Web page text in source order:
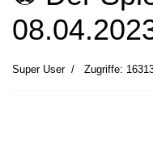
Super User Zugriffe: